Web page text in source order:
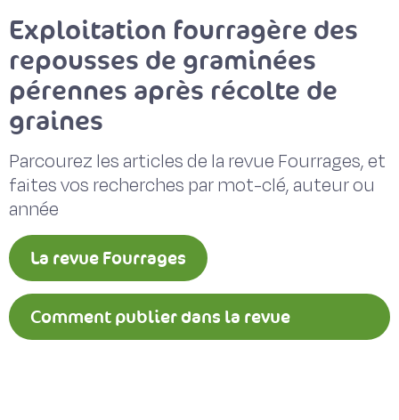
Exploitation fourragère des
repousses de graminées
pérennes après récolte de
graines
Parcourez les articles de la revue Fourrages, et
faites vos recherches par mot-clé, auteur ou
année
La revue Fourrages
Comment publier dans la revue